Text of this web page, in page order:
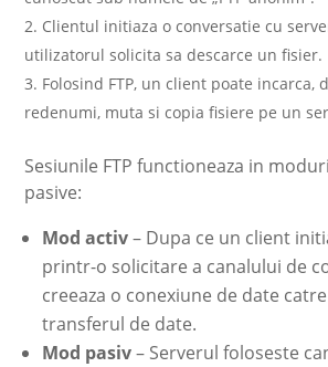
Clientul initiaza o conversatie cu
utilizatorul solicita sa descarce un fisier.
Folosind FTP, un client poate incarca,
redenumi, muta si copia fisiere pe un
Sesiunile FTP functioneaza in
pasive:
Mod activ– Dupa ce un client
printr-o solicitare a canalului de
creeaza o conexiune de date
transferul de date.
Mod pasiv– Serverul foloseste